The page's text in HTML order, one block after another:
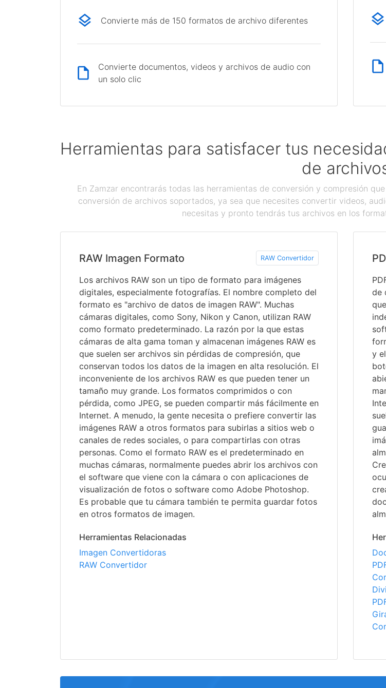
Convierte más de 150 formatos de archivo diferentes
Convierte documentos, videos y archivos de audio con
un solo clic
Herramientas para satisfacer tus
de
En Zamzar encontrarás todas las herramientas de conversión y compresión
conversión de archivos soportados, ya sea que necesites convertir videos,
necesitas y pronto tendrás tus archivos en los
RAW Imagen Formato RAW Convertidor
Los archivos RAW son un tipo de formato para imágenes
digitales, especialmente fotografías. El nombre completo del
formato es "archivo de datos de imagen RAW". Muchas
cámaras digitales, como Sony, Nikon y Canon, utilizan RAW
como formato predeterminado. La razón por la que estas
cámaras de alta gama toman y almacenan imágenes RAW es
que suelen ser archivos sin pérdidas de compresión, que
conservan todos los datos de la imagen en alta resolución. El
inconveniente de los archivos RAW es que pueden tener un
tamaño muy grande. Los formatos comprimidos o con
pérdida, como JPEG, se pueden compartir más fácilmente en
Internet. A menudo, la gente necesita o prefiere convertir las
imágenes RAW a otros formatos para subirlas a sitios web o
canales de redes sociales, o para compartirlas con otras
personas. Como el formato RAW es el predeterminado en
muchas cámaras, normalmente puedes abrir los archivos con
el software que viene con la cámara o con aplicaciones de
visualización de fotos o software como Adobe Photoshop.
Es probable que tu cámara también te permita guardar fotos
en otros formatos de imagen.
Herramientas Relacionadas
Imagen Convertidoras
RAW Convertidor
de
y